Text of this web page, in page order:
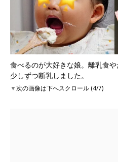
食べるのが大好きな娘。離乳食や
少しずつ断乳しました。
▼次の画像は下へスクロール (4/7)